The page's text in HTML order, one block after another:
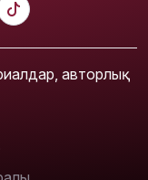
авторлық